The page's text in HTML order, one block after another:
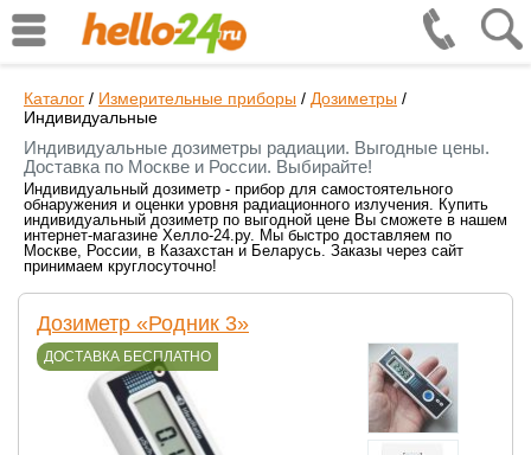
Каталог / Измерительные приборы / Дозиметры /
Индивидуальные
Индивидуальные дозиметры радиации. Выгодные цены.
Доставка по Москве и России. Выбирайте!
Индивидуальный дозиметр - прибор для самостоятельного
обнаружения и оценки уровня радиационного излучения. Купить
индивидуальный дозиметр по выгодной цене Вы сможете в нашем
интернет-магазине Хелло-24.ру. Мы быстро доставляем по
Москве, России, в Казахстан и Беларусь. Заказы через сайт
принимаем круглосуточно!
Дозиметр «Родник 3»
ДОСТАВКА БЕСПЛАТНО